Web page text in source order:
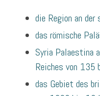
die Region an
das römische
Syria Palaestina
Reiches von 135
das Gebiet des